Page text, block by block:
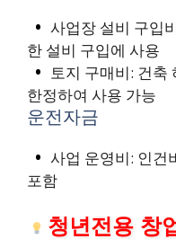
사업장 설비 구입
한 설비 구입에 사용
토지 구매비: 건축
한정하여 사용 가능
운전자금
사업 운영비: 인건
포함
청년전용 창